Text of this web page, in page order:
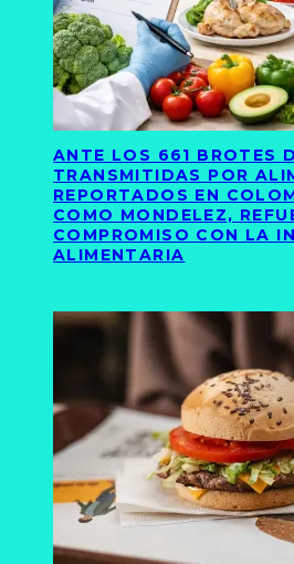
ANTE LOS 661 BROTES
TRANSMITIDAS POR
REPORTADOS EN
COMO MONDELEZ,
COMPROMISO CON LA
ALIMENTARIA